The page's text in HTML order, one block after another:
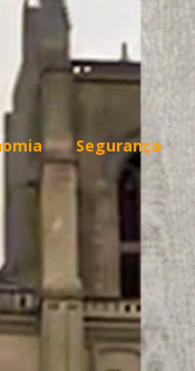
Segurança